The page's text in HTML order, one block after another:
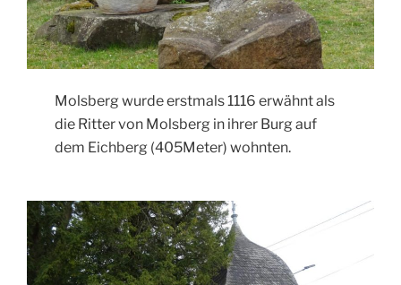
Molsberg wurde erstmals 1116 erwähnt als
die Ritter von Molsberg in ihrer Burg auf
dem Eichberg (405Meter) wohnten.